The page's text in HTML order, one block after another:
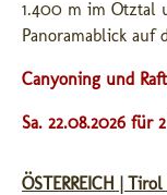
1.400 m im Ötztal
Panoramablick auf
Canyoning und
Sa. 22.08.2026 für
ÖSTERREICH |